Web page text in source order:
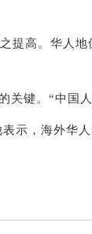
高。华人地
键。“中国
，海外华